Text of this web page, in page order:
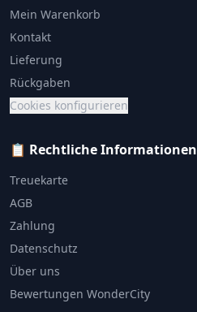
Mein Warenkorb
Kontakt
Lieferung
Rückgaben
Cookies konfigurieren
📋 Rechtliche Informationen
Treuekarte
AGB
Zahlung
Datenschutz
Über uns
Bewertungen WonderCity